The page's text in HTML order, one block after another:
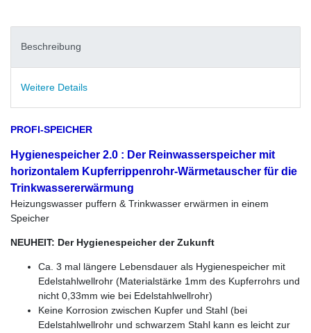
Beschreibung
Weitere Details
PROFI-SPEICHER
Hygienespeicher 2.0 : Der Reinwasserspeicher mit
horizontalem Kupferrippenrohr-Wärmetauscher für die
Trinkwassererwärmung
Heizungswasser puffern & Trinkwasser erwärmen in einem
Speicher
NEUHEIT: Der Hygienespeicher der Zukunft
Ca. 3 mal längere Lebensdauer als Hygienespeicher mit
Edelstahlwellrohr (Materialstärke 1mm des Kupferrohrs und
nicht 0,33mm wie bei Edelstahlwellrohr)
Keine Korrosion zwischen Kupfer und Stahl (bei
Edelstahlwellrohr und schwarzem Stahl kann es leicht zur